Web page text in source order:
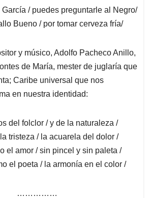
/ puedes preguntarle al Negro/
Bueno / por tomar cerveza fría/
y músico, Adolfo Pacheco Anillo,
de María, mester de juglaría que
Caribe universal que nos
en nuestra identidad:
del folclor / y de la naturaleza /
tristeza / la acuarela del dolor /
el amor / sin pincel y sin paleta /
el poeta / la armonía en el color /
……………